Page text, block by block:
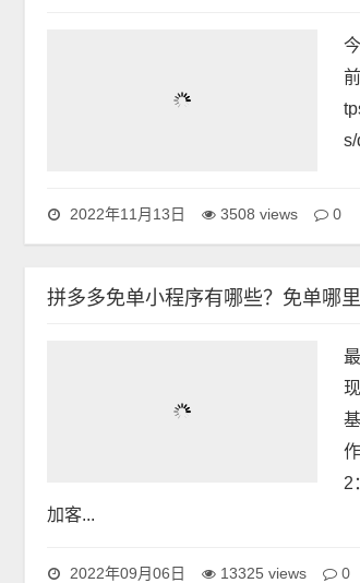
抖音免单小程序，每3天可领8单免
拼多多免单小程序有哪些？免单
加客...